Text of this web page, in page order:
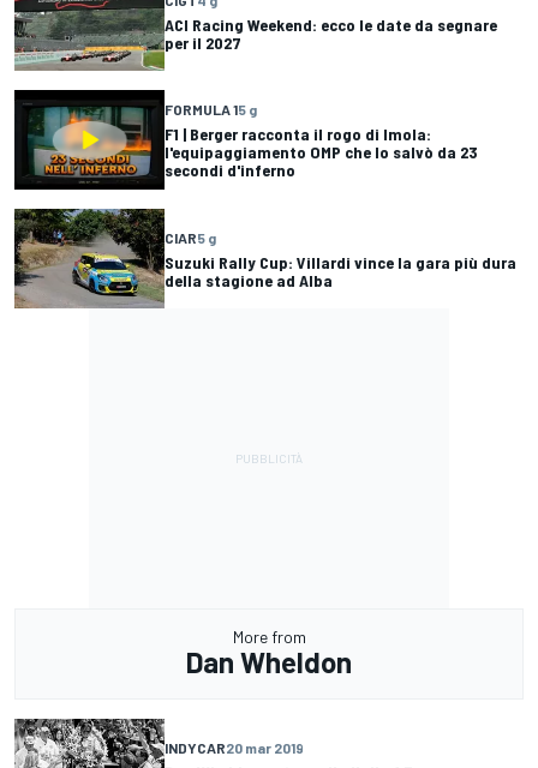
ACI Racing Weekend: ecco le date da segnare
per il 2027
FORMULA 15 g
F1 | Berger racconta il rogo di Imola:
l'equipaggiamento OMP che lo salvò da 23
secondi d'inferno
CIAR5 g
Suzuki Rally Cup: Villardi vince la gara più dura
della stagione ad Alba
More from
Dan Wheldon
INDYCAR20 mar 2019